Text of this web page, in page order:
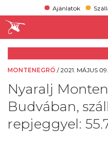
Ajánlatok
MONTENEGRÓ /2021. MÁJUS
Nyaralj
Budvában,
repjeggyel: